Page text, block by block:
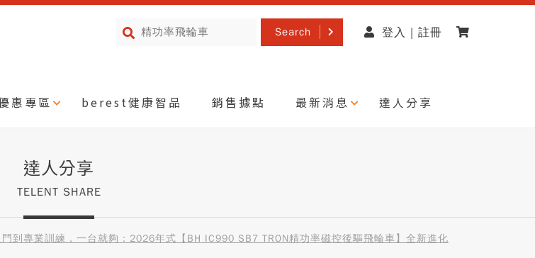
Search 登入 | 註冊
惠專區 berest健康智品 銷售據點 最新消息 達人分享
達人分享
TELENT SHARE
到專業訓練，一台就夠：2026年式【BH IC990 SB7 TRON精功率磁控後驅飛輪車】全新進化